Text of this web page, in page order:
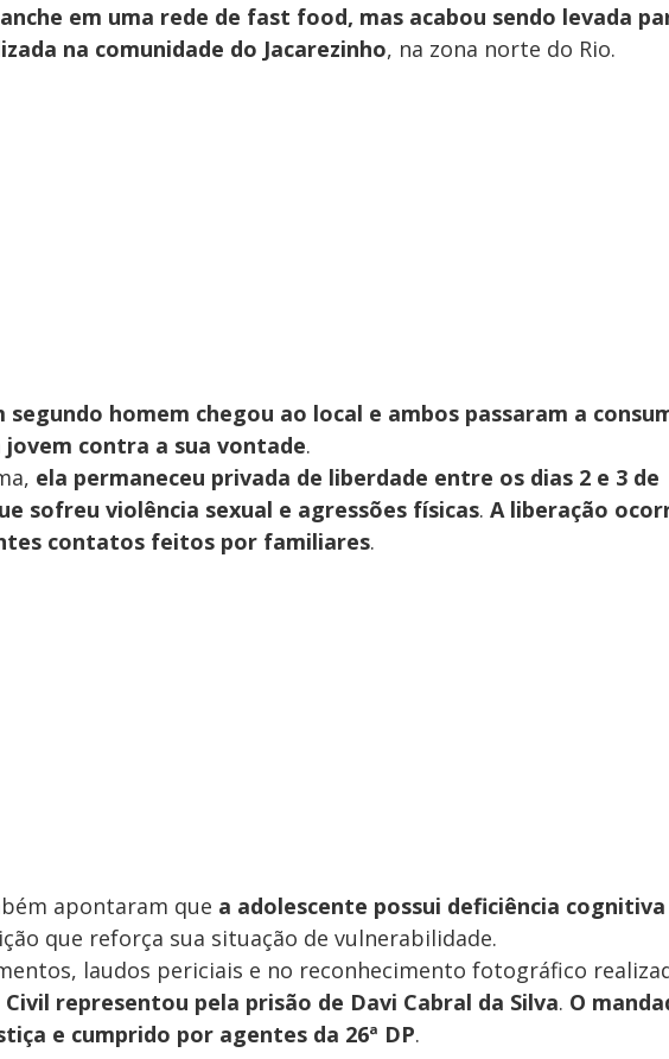
em uma rede de fast food, mas acabou sendo levada
na comunidade do Jacarezinho, na zona norte do Rio.
segundo homem chegou ao local e ambos passaram a
contra a sua vontade.
ela permaneceu privada de liberdade entre os dias 2 e 3 de
sofreu violência sexual e agressões físicas. A liberação
contatos feitos por familiares.
apontaram que a adolescente possui deficiência cognitiva
que reforça sua situação de vulnerabilidade.
laudos periciais e no reconhecimento fotográfico
Civil representou pela prisão de Davi Cabral da Silva. O
e cumprido por agentes da 26ª DP.